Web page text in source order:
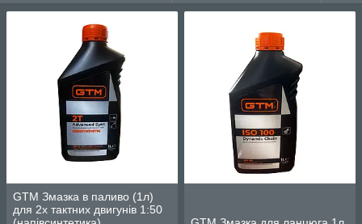
GTM Змазка в паливо (1л)
для 2х тактних двигунів 1:50